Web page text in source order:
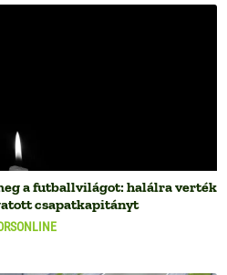
a futballvilágot: halálra verték
csapatkapitányt